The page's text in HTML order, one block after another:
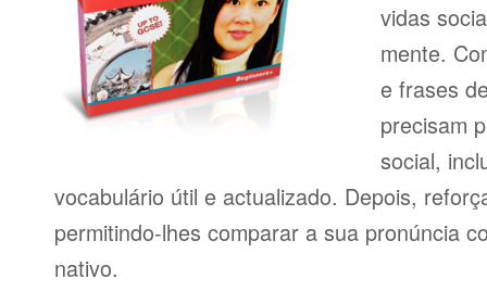
vidas
mente.
e frases
precisam
social,
vocabulário útil e actualizado. Depois,
permitindo-lhes comparar a sua pronúncia
nativo.